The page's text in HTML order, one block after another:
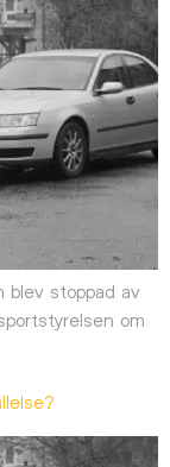
blev stoppad av
om